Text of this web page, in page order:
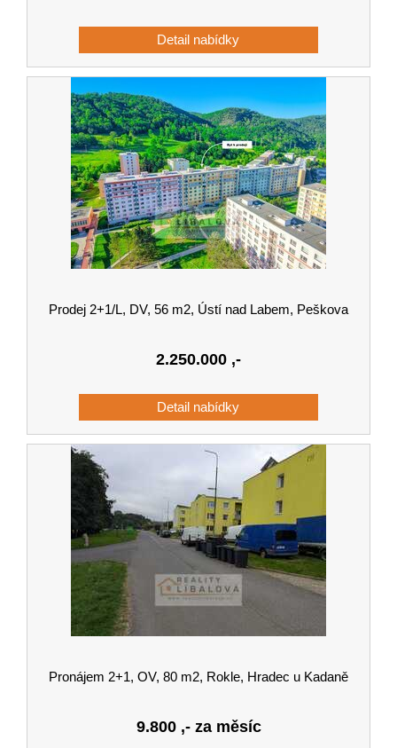
Prodej 2+1/L, DV, 56 m2, Ústí nad Labem, Peškova
2.250.000 ,-
Pronájem 2+1, OV, 80 m2, Rokle, Hradec u Kadaně
9.800,- za měsíc